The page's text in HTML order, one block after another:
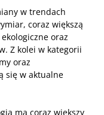
w trendach
coraz większą
oraz
Z kolei w kategorii
oraz
się w aktualne
ma coraz większy